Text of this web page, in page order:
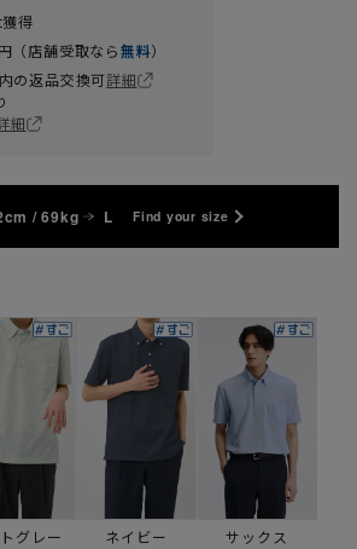
得
（店舗受取なら無料）
の返品交換可詳細
細
/ 69kg L Find your size
グレー ネイビー サックス